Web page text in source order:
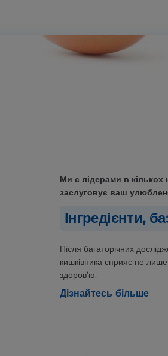
Ми є лідерами в кількох
заслуговує ваш
Інгредієнти,
Після багаторічних
кишківника сприяє не
здоров’ю.
Дізнайтесь більше